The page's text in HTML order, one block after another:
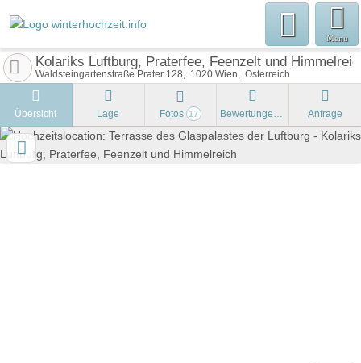
Menu
Kolariks Luftburg, Praterfee, Feenzelt und
Waldsteingartenstraße Prater 128 1020 Wien Österreich
Übersicht Lage Fotos 17 Bewertungen Anfrage